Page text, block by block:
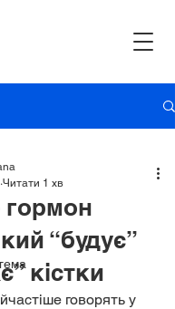
“будує”
кістки
Читати 1 хв
говорять у